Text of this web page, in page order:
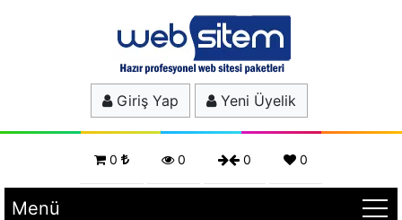
Giriş Yap Yeni Üyelik
0 0 0 0
Menü